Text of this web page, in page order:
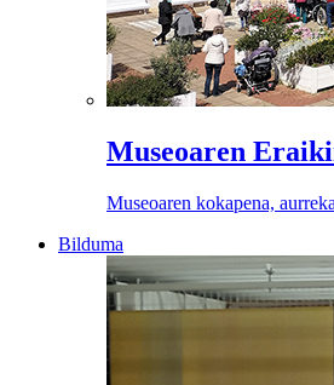
Museoaren
Museoaren kokapena,
Bilduma